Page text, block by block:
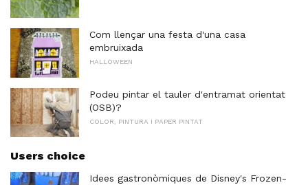
Com llençar una festa d'una casa
embruixada
HALLOWEEN
Podeu pintar el tauler d'entramat orientat
(OSB)?
COLOR, PINTURA I PAPER PINTAT
Users choice
Idees gastronòmiques de Disney's Frozen-